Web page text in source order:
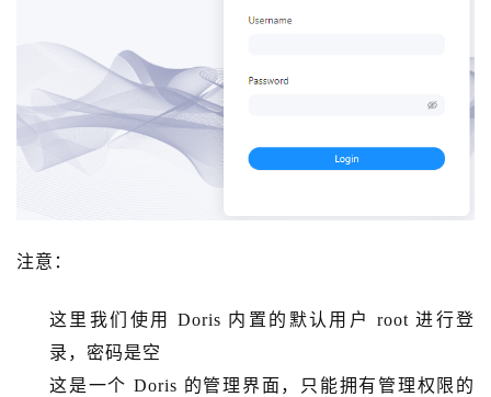
注意：
这里我们使用 Doris 内置的默认用户 root 进行登
录，密码是空
这是一个 Doris 的管理界面，只能拥有管理权限的